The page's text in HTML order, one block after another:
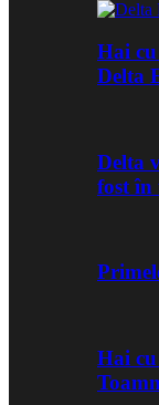
Hai
Delta
Delta
fost
Hai